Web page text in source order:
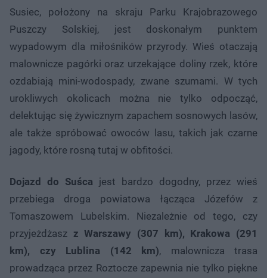
Susiec, położony na skraju Parku Krajobrazowego
Puszczy Solskiej, jest doskonałym punktem
wypadowym dla miłośników przyrody. Wieś otaczają
malownicze pagórki oraz urzekające doliny rzek, które
ozdabiają mini-wodospady, zwane szumami. W tych
urokliwych okolicach można nie tylko odpocząć,
delektując się żywicznym zapachem sosnowych lasów,
ale także spróbować owoców lasu, takich jak czarne
jagody, które rosną tutaj w obfitości.
Dojazd do Suśca jest bardzo dogodny, przez wieś
przebiega droga powiatowa łącząca Józefów z
Tomaszowem Lubelskim. Niezależnie od tego, czy
przyjeżdżasz z Warszawy (307 km), Krakowa (291
km), czy Lublina (142 km), malownicza trasa
prowadząca przez Roztocze zapewnia nie tylko piękne